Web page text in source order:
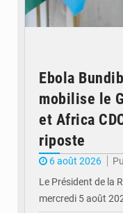
Ebola
mobilise le
et Africa
riposte
6 août 2026
Le Président de la
mercredi 5 août